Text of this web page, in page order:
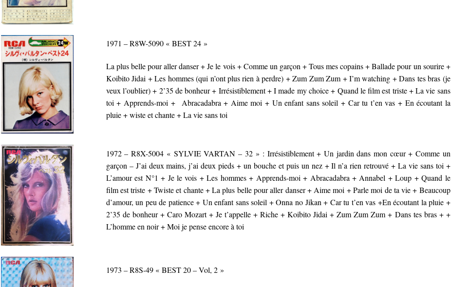
1971 – R8W-5090 « BEST 24 »
La plus belle pour aller danser + Je le vois + Comme un garçon + Tous mes copains + Ballade pour un sourire +
Koibito Jidai + Les hommes (qui n’ont plus rien à perdre) + Zum Zum Zum + I’m watching + Dans tes bras (je
veux l’oublier) + 2’35 de bonheur + Irrésistiblement + I made my choice + Quand le film est triste + La vie sans
toi + Apprends-moi + Abracadabra + Aime moi + Un enfant sans soleil + Car tu t’en vas + En écoutant la
pluie + wiste et chante + La vie sans toi
1972 – R8X-5004 « SYLVIE VARTAN – 32 » : Irrésistiblement + Un jardin dans mon cœur + Comme un
garçon – J’ai deux mains, j’ai deux pieds + un bouche et puis un nez + Il n’a rien retrouvé + La vie sans toi +
L’amour est N°1 + Je le vois + Les hommes + Apprends-moi + Abracadabra + Annabel + Loup + Quand le
film est triste + Twiste et chante + La plus belle pour aller danser + Aime moi + Parle moi de ta vie + Beaucoup
d’amour, un peu de patience + Un enfant sans soleil + Onna no Jikan + Car tu t’en vas +En écoutant la pluie +
2’35 de bonheur + Caro Mozart + Je t’appelle + Riche + Koibito Jidai + Zum Zum Zum + Dans tes bras + +
L’homme en noir + Moi je pense encore à toi
1973 – R8S-49 « BEST 20 – Vol, 2 »